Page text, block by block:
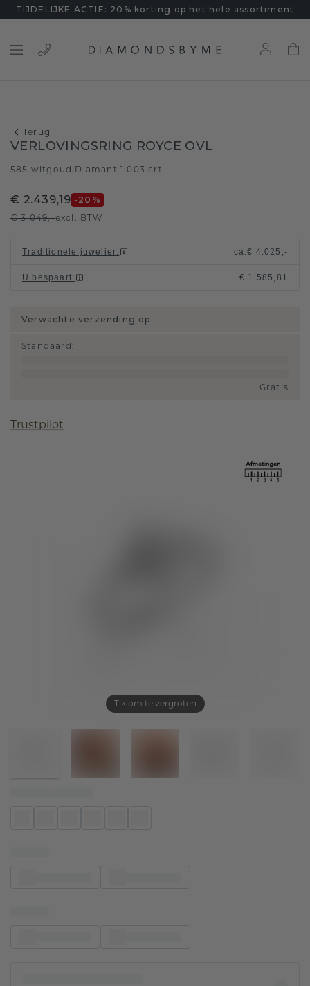
TIJDELIJKE ACTIE: 20% korting op het hele assortiment
Terug
Tik om te vergroten
VERLOVINGSRING ROYCE OVL
585 witgoud Diamant 1.003 crt
€ 2.439,19 -20 %
€ 3.049,-excl. BTW
Traditionele juwelier: ca.€ 4.025,-
U bespaart: € 1.585,81
Verwachte verzending op:
Standaard :
Gratis
Trustpilot